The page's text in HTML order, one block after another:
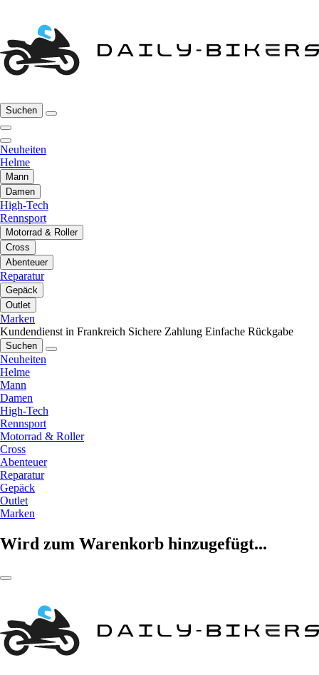
Suchen
Neuheiten
Helme
Mann
Damen
High-Tech
Rennsport
Motorrad & Roller
Cross
Abenteuer
Reparatur
Gepäck
Outlet
Marken
Kundendienst in Frankreich Sichere Zahlung Einfache Rückgabe
Suchen
Neuheiten
Helme
Mann
Damen
High-Tech
Rennsport
Motorrad & Roller
Cross
Abenteuer
Reparatur
Gepäck
Outlet
Marken
Wird zum Warenkorb hinzugefügt...